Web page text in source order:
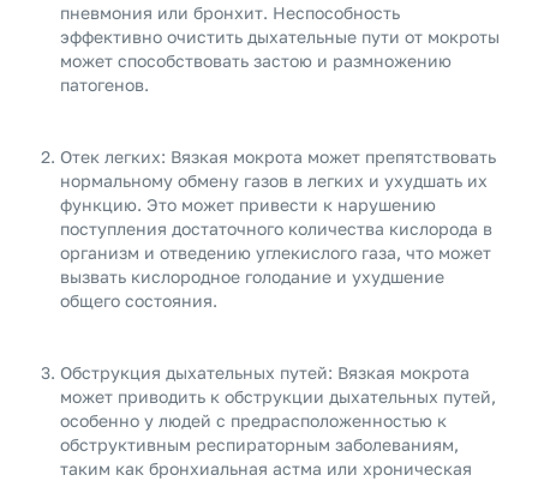
пневмония или бронхит. Неспособность
эффективно очистить дыхательные пути от мокроты
может способствовать застою и размножению
патогенов.
Отек легких: Вязкая мокрота может препятствовать
нормальному обмену газов в легких и ухудшать их
функцию. Это может привести к нарушению
поступления достаточного количества кислорода в
организм и отведению углекислого газа, что может
вызвать кислородное голодание и ухудшение
общего состояния.
Обструкция дыхательных путей: Вязкая мокрота
может приводить к обструкции дыхательных путей,
особенно у людей с предрасположенностью к
обструктивным респираторным заболеваниям,
таким как бронхиальная астма или хроническая